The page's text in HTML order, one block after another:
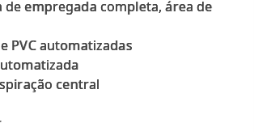
de empregada completa, área de
PVC automatizadas
central